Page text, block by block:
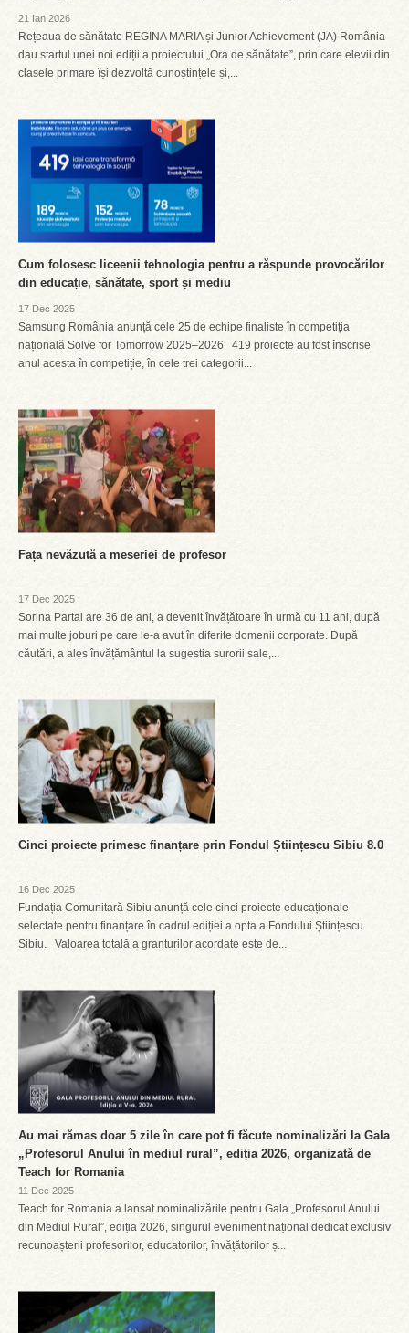
21 Ian 2026
Rețeaua de sănătate REGINA MARIA și Junior Achievement (JA) România
dau startul unei noi ediții a proiectului „Ora de sănătate”, prin care elevii din
clasele primare își dezvoltă cunoștințele și,...
Cum folosesc liceenii tehnologia pentru a răspunde provocărilor
din educație, sănătate, sport și mediu
17 Dec 2025
Samsung România anunță cele 25 de echipe finaliste în competiția
națională Solve for Tomorrow 2025–2026 419 proiecte au fost înscrise
anul acesta în competiție, în cele trei categorii...
Fața nevăzută a meseriei de profesor
17 Dec 2025
Sorina Partal are 36 de ani, a devenit învățătoare în urmă cu 11 ani, după
mai multe joburi pe care le-a avut în diferite domenii corporate. După
căutări, a ales învățământul la sugestia surorii sale,...
Cinci proiecte primesc finanțare prin Fondul Științescu Sibiu 8.0
16 Dec 2025
Fundația Comunitară Sibiu anunță cele cinci proiecte educaționale
selectate pentru finanțare în cadrul ediției a opta a Fondului Științescu
Sibiu. Valoarea totală a granturilor acordate este de...
Au mai rămas doar 5 zile în care pot fi făcute nominalizări la Gala
„Profesorul Anului în mediul rural”, ediția 2026, organizată de
Teach for Romania
11 Dec 2025
Teach for Romania a lansat nominalizările pentru Gala „Profesorul Anului
din Mediul Rural”, ediția 2026, singurul eveniment național dedicat exclusiv
recunoașterii profesorilor, educatorilor, învățătorilor ș...